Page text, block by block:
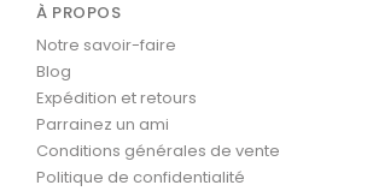
À PROPOS
Notre savoir-faire
Blog
Expédition et retours
Parrainez un ami
Conditions générales de vente
Politique de confidentialité